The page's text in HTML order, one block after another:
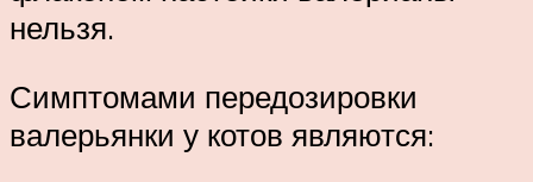
нельзя.
Симптомами передозировки
валерьянки у котов являются: